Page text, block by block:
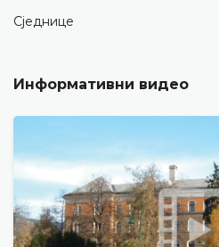
Сједнице
Информативни видео